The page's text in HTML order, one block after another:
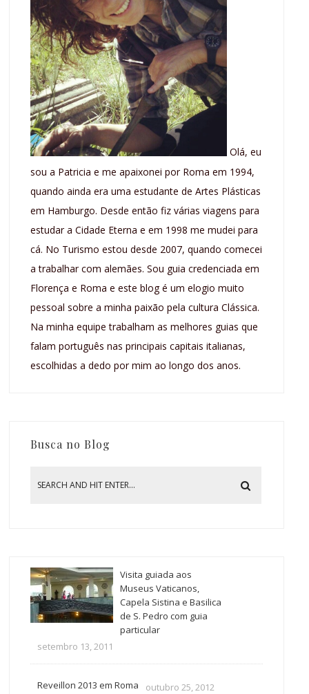
Olá, eu
sou a Patricia e me apaixonei por Roma em 1994,
quando ainda era uma estudante de Artes Plásticas
em Hamburgo. Desde então fiz várias viagens para
estudar a Cidade Eterna e em 1998 me mudei para
cá. No Turismo estou desde 2007, quando comecei
a trabalhar com alemães. Sou guia credenciada em
Florença e Roma e este blog é um elogio muito
pessoal sobre a minha paixão pela cultura Clássica.
Na minha equipe trabalham as melhores guias que
falam português nas principais capitais italianas,
escolhidas a dedo por mim ao longo dos anos.
Busca no Blog
Visita guiada aos
Museus Vaticanos,
Capela Sistina e Basilica
de S. Pedro com guia
particular
setembro 13, 2011
Reveillon 2013 em Roma outubro 25, 2012